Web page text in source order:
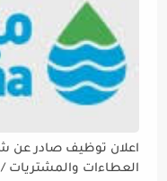
اعلان توظيف صادر عن
العطاءات والمشتريات